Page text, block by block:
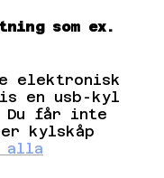
som ex.
elektronisk
en usb-kyl
Du får inte
kylskåp
alla